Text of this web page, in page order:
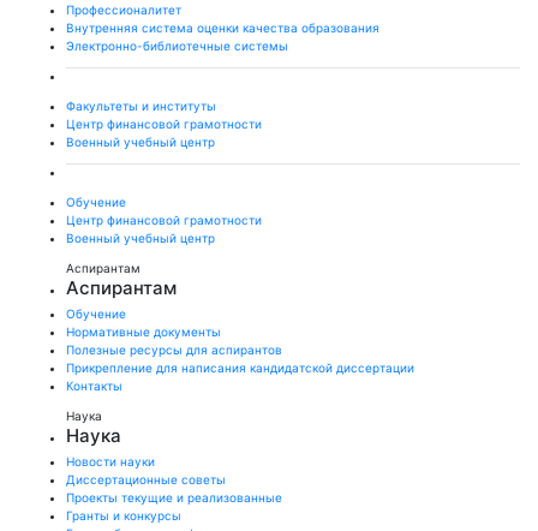
Профессионалитет
Внутренняя система оценки качества образования
Электронно-библиотечные системы
Факультеты и институты
Центр финансовой грамотности
Военный учебный центр
Обучение
Центр финансовой грамотности
Военный учебный центр
Аспирантам
Аспирантам
Обучение
Нормативные документы
Полезные ресурсы для аспирантов
Прикрепление для написания кандидатской диссертации
Контакты
Наука
Наука
Новости науки
Диссертационные советы
Проекты текущие и реализованные
Гранты и конкурсы